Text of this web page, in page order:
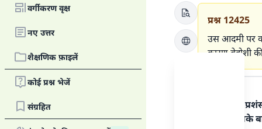
वर्गीकरण वृक्ष
नए उत्तर
शैक्षणिक फ़ाइलें
कोई प्रश्न भेजें
संग्रहित
प्रश्न 12425
उस आदमी पर
कारण बेहोशी
हर प्रकार की
रसूल पर। इसके